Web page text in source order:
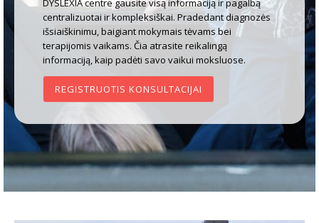
DYSLEXIA centre gausite visą informaciją ir pagalbą
centralizuotai ir kompleksiškai. Pradedant diagnozės
išsiaiškinimu, baigiant mokymais tėvams bei
terapijomis vaikams. Čia atrasite reikalingą
informaciją, kaip padėti savo vaikui moksluose.
REGISTRUOTIS KONSULTACIJAI